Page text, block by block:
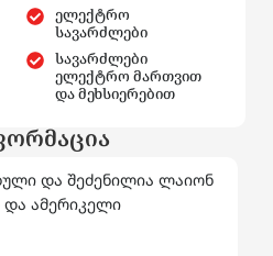
ელექტრო
სავარძლები
სავარძლები
ელექტრო მართვით
და მეხსიერებით
და შეძენილია ლაიონ
და ამერიკელი